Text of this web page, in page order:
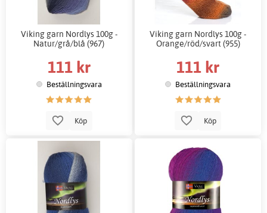
Viking garn Nordlys 100g -
Natur/grå/blå (967)
111 kr
Beställningsvara
Köp
Viking garn Nordlys 100g -
Orange/röd/svart (955)
111 kr
Beställningsvara
Köp